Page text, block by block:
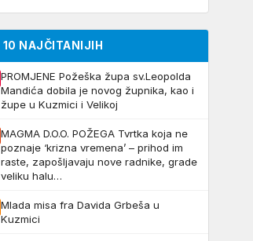
10 NAJČITANIJIH
PROMJENE Požeška župa sv.Leopolda
Mandića dobila je novog župnika, kao i
župe u Kuzmici i Velikoj
MAGMA D.O.O. POŽEGA Tvrtka koja ne
poznaje ‘krizna vremena’ – prihod im
raste, zapošljavaju nove radnike, grade
veliku halu…
Mlada misa fra Davida Grbeša u
Kuzmici